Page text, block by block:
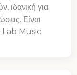
ιδανική για
Είναι
Lab Music